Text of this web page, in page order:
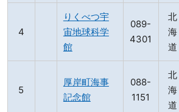
りくべつ宇
宙地球科学
館
089-
4301
北
海
道
厚岸町海事
記念館
088-
1151
北
海
道